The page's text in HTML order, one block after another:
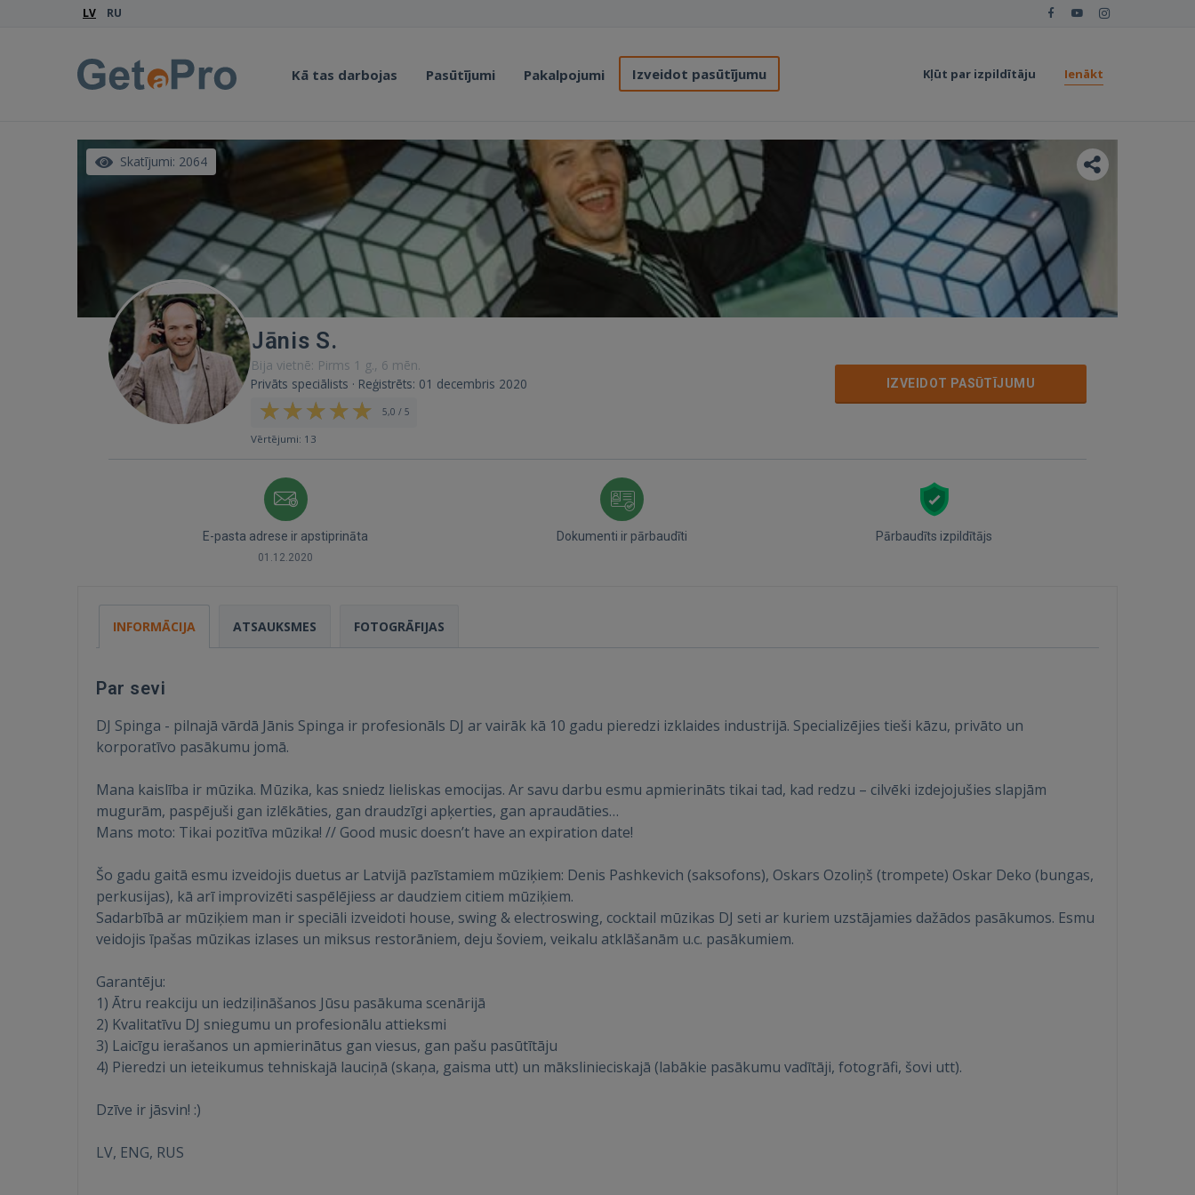
LV RU
Kā tas darbojas Pasūtījumi Pakalpojumi Izveidot pasūtījumu Kļūt par izpildītāju Ienākt
Ienākt
IENĀKT
Skatījumi: 2064
Jānis S.
Bija vietnē: Pirms 1 g., 6 mēn.
Privāts speciālists · Reģistrēts: 01 decembris 2020
5,0 / 5
Vērtējumi: 13
IZVEIDOT PASŪTĪJUMU
E-pasta adrese ir apstiprināta
01.12.2020
Dokumenti ir pārbaudīti Pārbaudīts izpildītājs
INFORMĀCIJA ATSAUKSMES FOTOGRĀFIJAS
Par sevi
DJ Spinga - pilnajā vārdā Jānis Spinga ir profesionāls DJ ar vairāk kā 10 gadu pieredzi izklaides industrijā. Specializējies tieši kāzu, privāto un
korporatīvo pasākumu jomā.
Mana kaislība ir mūzika. Mūzika, kas sniedz lieliskas emocijas. Ar savu darbu esmu apmierināts tikai tad, kad redzu – cilvēki izdejojušies slapjām
mugurām, paspējuši gan izlēkāties, gan draudzīgi apķerties, gan apraudāties…
Mans moto: Tikai pozitīva mūzika! // Good music doesn’t have an expiration date!
Šo gadu gaitā esmu izveidojis duetus ar Latvijā pazīstamiem mūziķiem: Denis Pashkevich (saksofons), Oskars Ozoliņš (trompete) Oskar Deko (bungas,
perkusijas), kā arī improvizēti saspēlējiess ar daudziem citiem mūziķiem.
Sadarbībā ar mūziķiem man ir speciāli izveidoti house, swing & electroswing, cocktail mūzikas DJ seti ar kuriem uzstājamies dažādos pasākumos. Esmu
veidojis īpašas mūzikas izlases un miksus restorāniem, deju šoviem, veikalu atklāšanām u.c. pasākumiem.
Garantēju:
1) Ātru reakciju un iedziļināšanos Jūsu pasākuma scenārijā
2) Kvalitatīvu DJ sniegumu un profesionālu attieksmi
3) Laicīgu ierašanos un apmierinātus gan viesus, gan pašu pasūtītāju
4) Pieredzi un ieteikumus tehniskajā lauciņā (skaņa, gaisma utt) un mākslinieciskajā (labākie pasākumu vadītāji, fotogrāfi, šovi utt).
Dzīve ir jāsvin! :)
LV, ENG, RUS